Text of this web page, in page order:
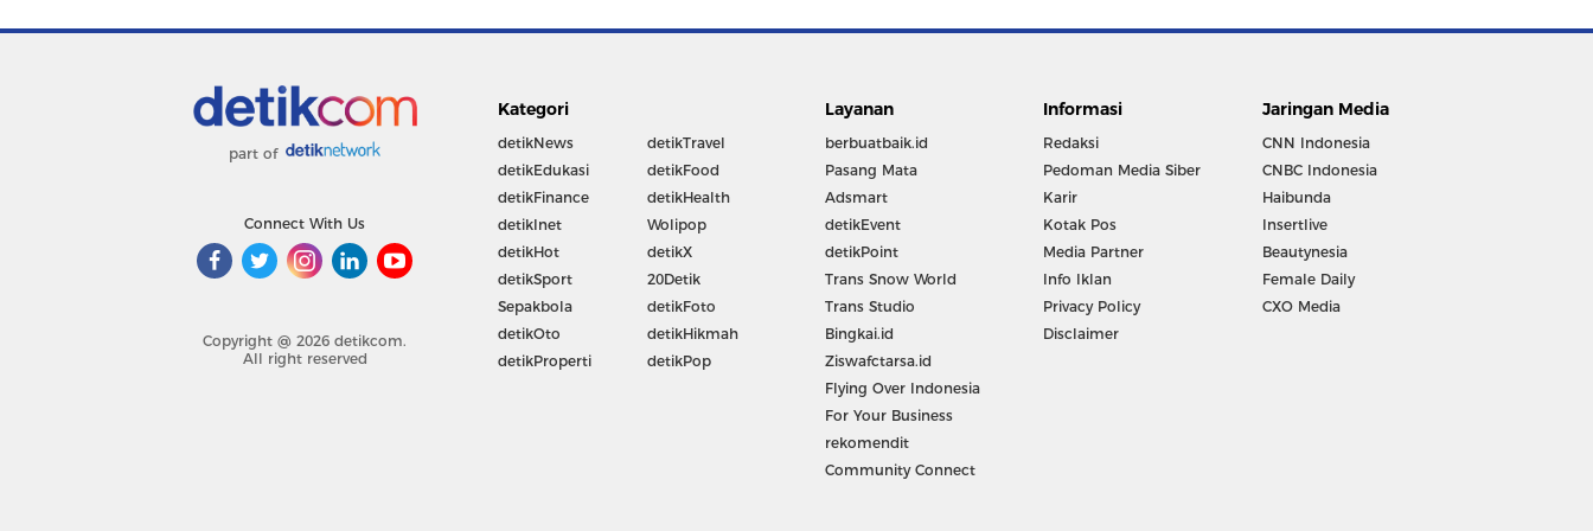
part of
Connect With Us
Copyright @ 2026 detikcom.
All right reserved
Kategori
detikNews
detikEdukasi
detikFinance
detikInet
detikHot
detikSport
Sepakbola
detikOto
detikProperti
detikTravel
detikFood
detikHealth
Wolipop
detikX
20Detik
detikFoto
detikHikmah
detikPop
Layanan
berbuatbaik.id
Pasang Mata
Adsmart
detikEvent
detikPoint
Trans Snow World
Trans Studio
Bingkai.id
Ziswafctarsa.id
Flying Over Indonesia
For Your Business
rekomendit
Community Connect
Informasi
Redaksi
Pedoman Media Siber
Karir
Kotak Pos
Media Partner
Info Iklan
Privacy Policy
Disclaimer
Jaringan Media
CNN Indonesia
CNBC Indonesia
Haibunda
Insertlive
Beautynesia
Female Daily
CXO Media